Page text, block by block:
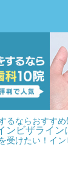
るならおすす
ンビザライン
受けたい！イ